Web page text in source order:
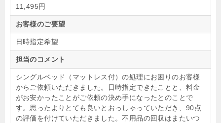
11,495円
お客様のご要望
日時指定希望
担当のコメント
シングルベッド（マットレス付）の処理にお困りのお客様
からご依頼いただきました。日時指定できたことと、料金
がお安かったことがご依頼の決め手になったとのことで
す。思ったよりとても良いとおっしゃっていただき、90点
の評価を付けていただきました。不用品の回収はまたいつ